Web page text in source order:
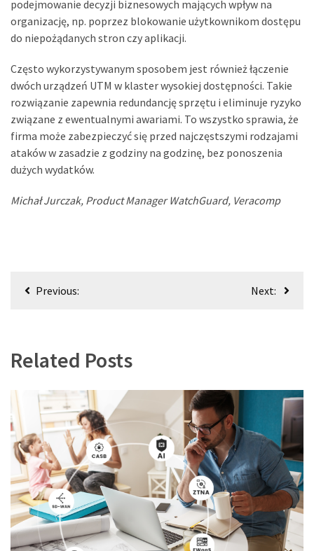
podejmowanie decyzji biznesowych mających wpływ na
organizację, np. poprzez blokowanie użytkownikom dostępu
do niepożądanych stron czy aplikacji.
Często wykorzystywanym sposobem jest również łączenie
dwóch urządzeń UTM w klaster wysokiej dostępności. Takie
rozwiązanie zapewnia redundancję sprzętu i eliminuje ryzyko
związane z ewentualnymi awariami. To wszystko sprawia, że
firma może zabezpieczyć się przed najczęstszymi rodzajami
ataków w zasadzie z godziny na godzinę, bez ponoszenia
dużych wydatków.
Michał Jurczak, Product Manager WatchGuard, Veracomp
Nawigacja
Previous: Next:
Related Posts